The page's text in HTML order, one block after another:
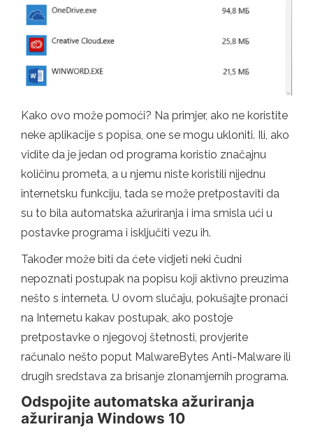
Kako ovo može pomoći? Na primjer, ako ne koristite
neke aplikacije s popisa, one se mogu ukloniti. Ili, ako
vidite da je jedan od programa koristio značajnu
količinu prometa, a u njemu niste koristili nijednu
internetsku funkciju, tada se može pretpostaviti da
su to bila automatska ažuriranja i ima smisla ući u
postavke programa i isključiti vezu ih.
Također može biti da ćete vidjeti neki čudni
nepoznati postupak na popisu koji aktivno preuzima
nešto s interneta. U ovom slučaju, pokušajte pronaći
na Internetu kakav postupak, ako postoje
pretpostavke o njegovoj štetnosti, provjerite
računalo nešto poput MalwareBytes Anti-Malware ili
drugih sredstava za brisanje zlonamjernih programa.
Odspojite automatska ažuriranja
ažuriranja Windows 10